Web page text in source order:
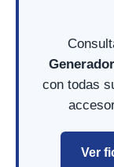
con todas
Ver